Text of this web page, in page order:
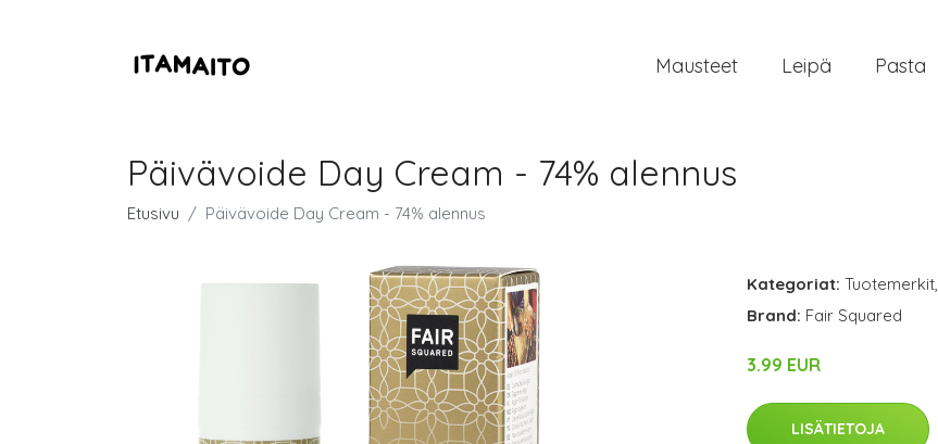
Mausteet Leipä Pasta
Päivävoide Day Cream - 74% alennus
Etusivu Päivävoide Day Cream - 74% alennus
Kategoriat: Tuotemerkit,
Brand: Fair Squared
3.99 EUR
LISÄTIETOJA